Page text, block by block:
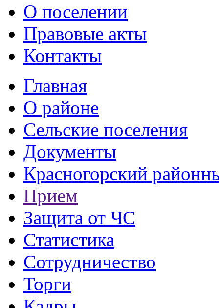
О поселении
Правовые акты
Контакты
Главная
О районе
Сельские поселения
Документы
Красногорский
Прием
Защита от ЧС
Статистика
Сотрудничество
Торги